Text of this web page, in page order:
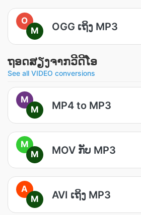
O
M
OGG ເຖິງ MP3
ຖອດ​ສຽງ​ຈາກ​ວີດີໂອ
See all VIDEO conversions
M
M
MP4 to MP3
M
M
MOV ກັບ MP3
A
M
AVI ເຖິງ MP3